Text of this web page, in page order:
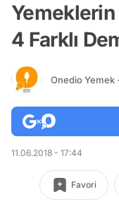
Yemeklerin
4 Farklı
Onedio Yemek
11.06.2018 - 17:44
Favori